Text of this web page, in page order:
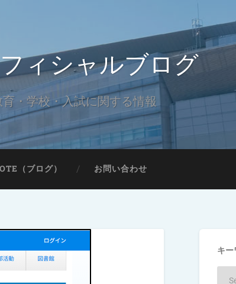
ィシャルブログ
・学校・入試に関する情報
（ブログ） お問い合わせ
キ